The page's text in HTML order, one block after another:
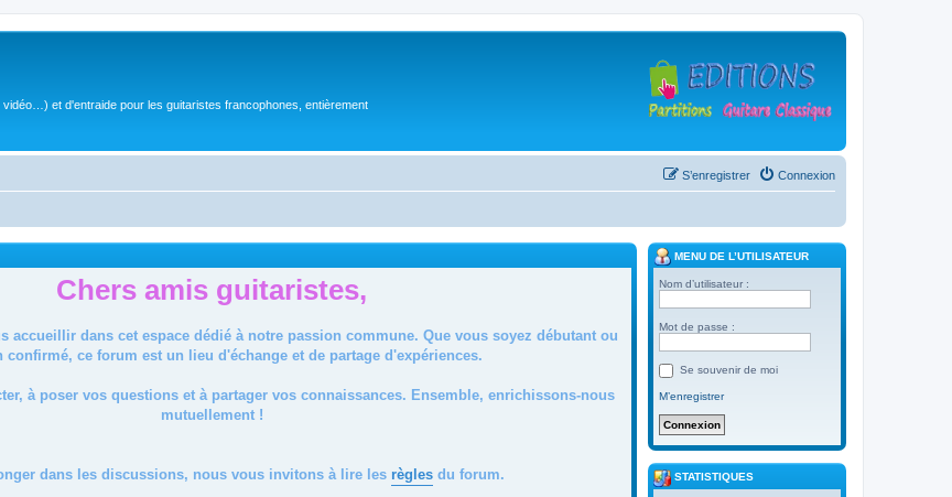
et d'entraide pour les guitaristes francophones, entièrement
Connexion
S’enregistrer
Chers amis guitaristes,
accueillir dans cet espace dédié à notre passion commune. Que vous soyez débutant ou
confirmé, ce forum est un lieu d'échange et de partage d'expériences.
à poser vos questions et à partager vos connaissances. Ensemble, enrichissons-nous
mutuellement !
dans les discussions, nous vous invitons à lire les règles du forum.
MENU DE L’UTILISATEUR
Nom d’utilisateur :
Mot de passe :
Se souvenir de moi
M’enregistrer
STATISTIQUES